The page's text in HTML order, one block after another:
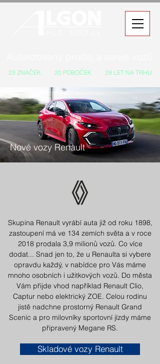
23 ZNAČEK 20 POBOČEK 28 LET NA TRHU
Nové vozy Renault
Skupina Renault vyrábí auta již od roku 1898,
zastoupení má ve 134 zemích světa a v roce
2018 prodala 3,9 milionů vozů. Co více
dodat... Snad jen to, že u Renaulta si vybere
opravdu každý, v nabídce pro Vás máme
mnoho osobních i užitkových vozů. Do města
Vám přijde vhod například Renault Clio,
Captur nebo elektrický ZOE. Celou rodinu
jistě nadchne prostorný Renault Grand
Scenic a pro milovníky sportovní jízdy máme
připravený Megane RS.
Skladové vozy Renault